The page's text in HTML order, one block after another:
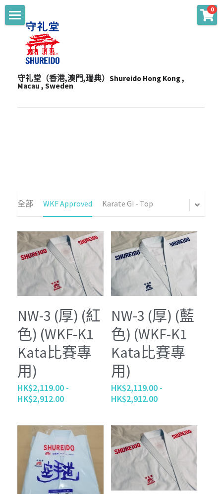
守礼堂（香港,澳門,瑞典）Shureido Hong Kong ,
Macau , Sweden
0
主頁 Main
起源 Story
服務 Services
色帶 Obi
個性化 Personalize
周邊商品 Merchandise
護具 Protectors
鍛鍊具 Training Mitt
沖繩傳統古武道 Okinawa Kobudo
網上空手道形比賽暨組手挑戰賽2021 E-
最新消息 Latest News
Youtube
Instagram
Facebook
查詢 Enquiries
退貨條款 Return Terms
登錄 /註冊
全部 WKF Approved Karate Gi - Top
NW-3 (厚) (紅
色) (WKF-K1
Kata比賽專
用)
HK$2,119.00 -
HK$2,912.00
NW-3 (厚) (藍
色) (WKF-K1
Kata比賽專
用)
HK$2,119.00 -
HK$2,912.00
WKF Approved
Karate Gi - Top
Mitt
Kobudo